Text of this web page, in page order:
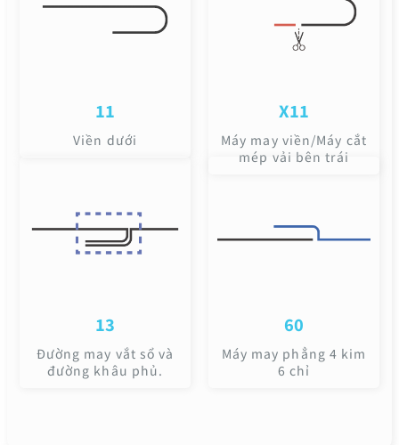
11
Viền dưới
X11
Máy may viền/Máy cắt
mép vải bên trái
13
Đường may vắt sổ và
đường khâu phủ.
60
Máy may phẳng 4 kim
6 chỉ